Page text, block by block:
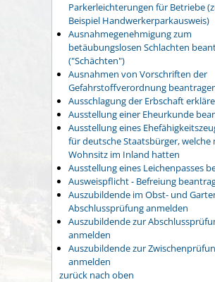
Parkerleichterungen für Betriebe
Beispiel Handwerkerparkausweis)
Ausnahmegenehmigung zum
betäubungslosen Schlachten
("Schächten")
Ausnahmen von Vorschriften der
Gefahrstoffverordnung
Ausschlagung der Erbschaft
Ausstellung einer Eheurkunde
Ausstellung eines
für deutsche Staatsbürger, welche
Wohnsitz im Inland hatten
Ausstellung eines Leichenpasses
Ausweispflicht - Befreiung
Auszubildende im Obst- und
Abschlussprüfung anmelden
Auszubildende zur
anmelden
Auszubildende zur
anmelden
zurück nach oben